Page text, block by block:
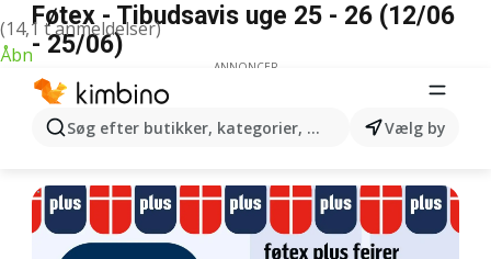
(14,1 t anmeldelser)
Åbn
Søg efter butikker, kategorier, produkter...Vælg by
Føtex - Tibudsavis uge 25 - 26 (12/06
- 25/06)
ANNONCER